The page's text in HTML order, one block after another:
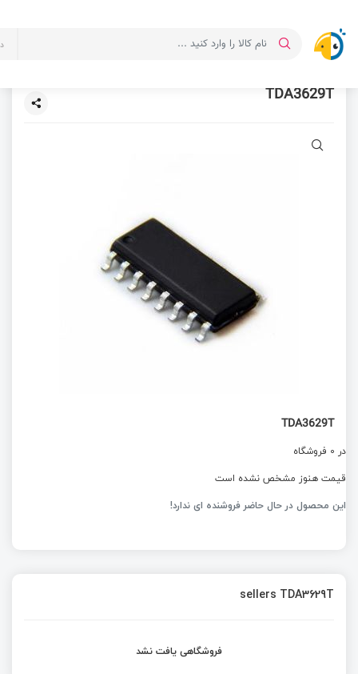
TDA3629T
TDA3629T
در 0 فروشگاه
قیمت هنوز مشخص نشده است
این محصول در حال حاضر فروشنده ای ندارد!
sellers TDA3629T
فروشگاهی یافت نشد